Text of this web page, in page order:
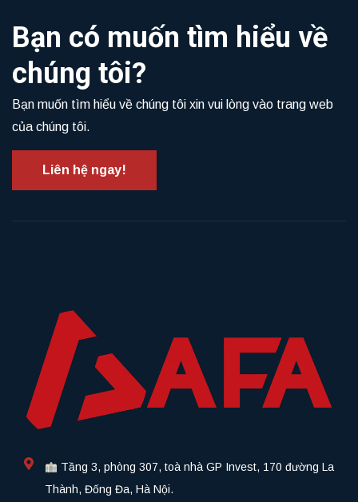
Bạn có muốn tìm hiểu về
chúng tôi?
Bạn muốn tìm hiểu về chúng tôi xin vui lòng vào trang web
của chúng tôi.
Liên hệ ngay!
Tầng 3, phòng 307, toà nhà GP Invest, 170 đường La
Thành, Đống Đa, Hà Nội.